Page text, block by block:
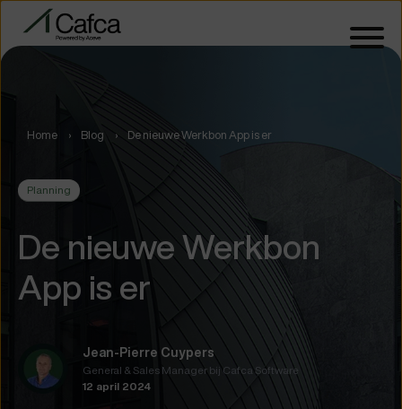
Home Blog De nieuwe Werkbon App is er
Planning
De nieuwe Werkbon
App is er
Jean-Pierre Cuypers
General & Sales Manager bij Cafca Software
12 april 2024